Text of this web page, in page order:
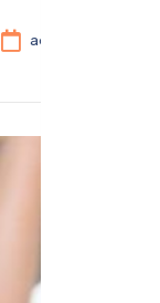
en
prise de
août 11, 2025